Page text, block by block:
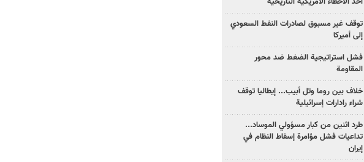
توقف غير مسبوق لصادرات النفط السعودي
إلى أميركا
فشل استراتيجية الضغط ضد محور
المقاومة
خلاف بين روما وتل أبيب... إيطاليا توقف
شراء رادارات إسرائيلية
طرد اثنين من كبار مسؤولي الموساد...
تداعيات فشل مؤامرة إسقاط النظام في
إيران